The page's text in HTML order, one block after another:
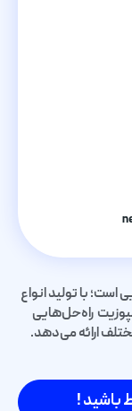
با تولید انواع
راه‌حل‌هایی
ارائه می‌دهد.
باشید !